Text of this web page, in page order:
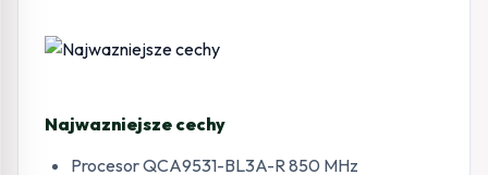
Najwazniejsze cechy
Procesor QCA9531-BL3A-R 850 MHz